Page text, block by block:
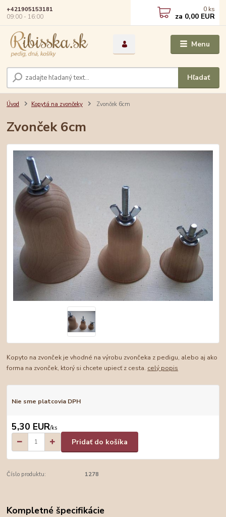
Menu
Hľadať
+421905153181
09:00 - 16:00
0 ks
za 0,00 EUR
Úvod Kopytá na zvončeky Zvonček 6cm
Zvonček 6cm
Kopyto na zvonček je vhodné na výrobu zvončeka z pedigu, alebo aj ako
forma na zvonček, ktorý si chcete upiecť z cesta. celý popis
Nie sme platcovia DPH
5,30 EUR/ks
Pridať do košíka
Číslo produktu: 1278
Kompletné špecifikácie